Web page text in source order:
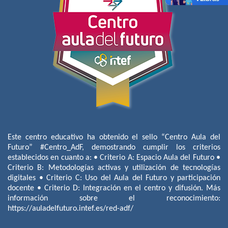
Este centro educativo ha obtenido el sello “Centro Aula del
Futuro” #Centro_AdF, demostrando cumplir los criterios
establecidos en cuanto a: • Criterio A: Espacio Aula del Futuro •
Criterio B: Metodologías activas y utilización de tecnologías
digitales • Criterio C: Uso del Aula del Futuro y participación
docente • Criterio D: Integración en el centro y difusión. Más
información sobre el reconocimiento:
https://auladelfuturo.intef.es/red-adf/